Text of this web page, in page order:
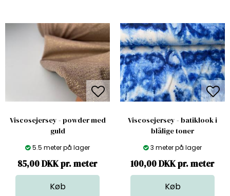
Viscosejersey - powder med
guld
5.5 meter på lager
85,00 DKK pr. meter
Viscosejersey - batiklook i
blålige toner
3 meter på lager
100,00 DKK pr. meter